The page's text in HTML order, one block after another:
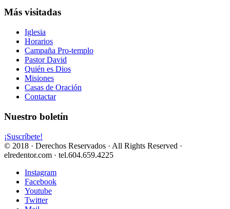
Más visitadas
Iglesia
Horarios
Campaña Pro-templo
Pastor David
Quién es Dios
Misiones
Casas de Oración
Contactar
Nuestro boletín
¡Suscríbete!
© 2018 · Derechos Reservados · All Rights Reserved ·
elredentor.com · tel.604.659.4225
Instagram
Facebook
Youtube
Twitter